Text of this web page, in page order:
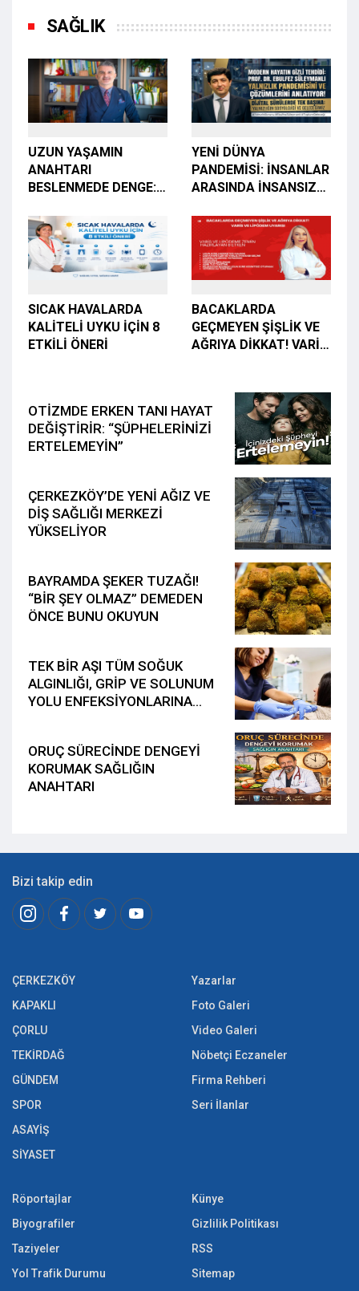
SAĞLIK
UZUN YAŞAMIN
ANAHTARI
BESLENMEDE DENGE:
HAFTA SONU
HAYVANSAL"
YENİ DÜNYA
PANDEMİSİ: İNSANLAR
ARASINDA İNSANSIZ
SICAK HAVALARDA
KALİTELİ UYKU İÇİN 8
ETKİLİ ÖNERİ
BACAKLARDA
GEÇMEYEN ŞİŞLİK VE
AĞRIYA DİKKAT! VARİS
OTİZMDE ERKEN TANI HAYAT
DEĞİŞTİRİR: “ŞÜPHELERİNİZİ
ERTELEMEYİN”
ÇERKEZKÖY’DE YENİ AĞIZ VE
DİŞ SAĞLIĞI MERKEZİ
YÜKSELİYOR
BAYRAMDA ŞEKER TUZAĞI!
“BİR ŞEY OLMAZ” DEMEDEN
ÖNCE BUNU OKUYUN
TEK BİR AŞI TÜM SOĞUK
ALGINLIĞI, GRİP VE SOLUNUM
YOLU ENFEKSİYONLARINA
ORUÇ SÜRECİNDE DENGEYİ
KORUMAK SAĞLIĞIN
ANAHTARI
Bizi takip edin
ÇERKEZKÖY
KAPAKLI
ÇORLU
TEKİRDAĞ
GÜNDEM
SPOR
ASAYİŞ
SİYASET
Yazarlar
Foto Galeri
Video Galeri
Nöbetçi Eczaneler
Firma Rehberi
Seri İlanlar
Röportajlar
Biyografiler
Taziyeler
Yol Trafik Durumu
Künye
Gizlilik Politikası
RSS
Sitemap